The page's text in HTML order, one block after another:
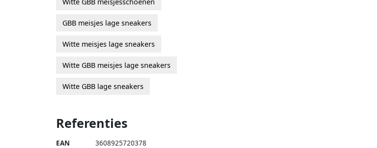
GBB meisjes lage sneakers
Witte meisjes lage sneakers
Witte GBB meisjes lage sneakers
Witte GBB lage sneakers
Referenties
EAN 3608925720378